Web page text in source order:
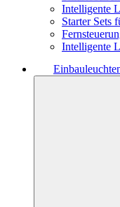
Intelligente
Starter Sets
Intelligente